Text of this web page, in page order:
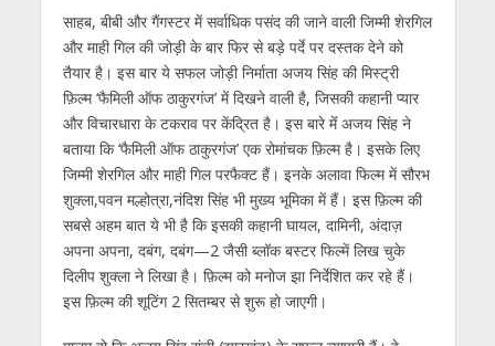
p k er
साहब, बीबी और गैंगस्टर में सर्वाधिक पसंद की जाने वाली जिम्मी शेरगिल
और माही गिल की जोड़ी के बार फिर से बड़े पर्दे पर दस्तक देने को
तैयार है। इस बार ये सफल जोड़ी निर्माता अजय सिंह की मिस्ट्री
फ़िल्म ‘फैमिली ऑफ ठाकुरगंज’ में दिखने वाली है, जिसकी कहानी प्यार
और विचारधारा के टकराव पर केंद्रित है। इस बारे मेंं अजय सिंह ने
बताया कि ‘फैमिली ऑफ ठाकुरगंज’ एक रोमांचक फ़िल्म है। इसके लिए
जिम्मी शेरगिल और माही गिल परफैक्ट हैं। इनके अलावा फिल्म में सौरभ
शुक्ला,पवन मल्होत्रा,नंदिश सिंह भी मुख्य भूमिका में हैं। इस फ़िल्म की
सबसे अहम बात ये भी है कि इसकी कहानी घायल, दामिनी, अंदाज़
अपना अपना, दबंग, दबंग—2 जैसी ब्लॉक बस्टर फिल्में लिख चुके
दिलीप शुक्ला ने लिखा है। फ़िल्म को मनोज झा निर्देशित कर रहे हैं।
इस फ़िल्म की शूटिंग 2 सितम्बर से शुरू हो जाएगी।